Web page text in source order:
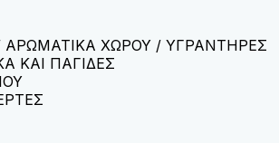
ΑΡΩΜΑΤΙΚΑ ΧΩΡΟΥ / ΥΓΡΑΝΤΗΡΕΣ
ΚΑΙ ΠΑΓΙΔΕΣ